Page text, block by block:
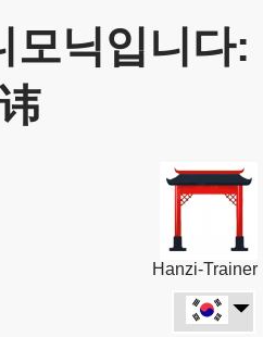
모닉입니다:
Hanzi-Trainer